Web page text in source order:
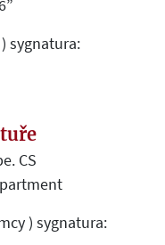
sygnatura:
CS
) sygnatura: